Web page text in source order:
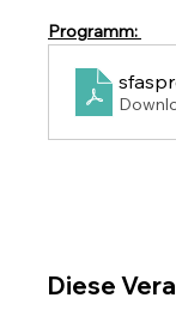
Programm:
Diese